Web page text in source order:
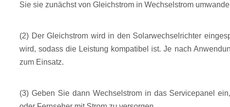
Sie sie zunächst von Gleichstrom in Wechselstrom
(2) Der Gleichstrom wird in den Solarwechselrichter
wird, sodass die Leistung kompatibel ist. Je nach
zum Einsatz.
(3) Geben Sie dann Wechselstrom in das Servicepanel